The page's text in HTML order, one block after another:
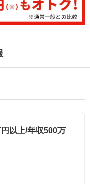
以上/年収500万